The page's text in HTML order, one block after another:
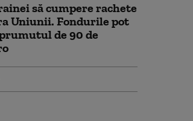
să cumpere rachete
Uniunii. Fondurile pot
de 90 de